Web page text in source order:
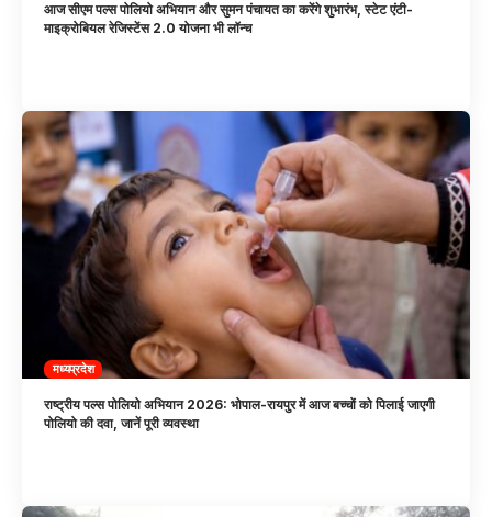
आज सीएम पल्स पोलियो अभियान और सुमन पंचायत का करेंगे शुभारंभ, स्टेट एंटी-
माइक्रोबियल रेजिस्टेंस 2.0 योजना भी लॉन्च
मध्यप्रदेश
राष्ट्रीय पल्स पोलियो अभियान 2026: भोपाल-रायपुर में आज बच्चों को पिलाई जाएगी
पोलियो की दवा, जानें पूरी व्यवस्था